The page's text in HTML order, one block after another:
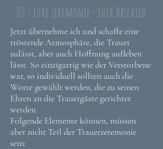
02 - Eure Zeremonie - Euer Abschied
Jetzt übernehme ich und schaffe eine
tröstende Atmosphäre, die Trauer
zulässt, aber auch Hoffnung aufleben
lässt. So einzigartig wie der Verstorbene
war, so individuell sollten auch die
Worte gewählt werden, die zu seinen
Ehren an die Trauergäste gerichtet
werden.
Folgende Elemente können, müssen
aber nicht Teil der Trauerzeremonie
sein: